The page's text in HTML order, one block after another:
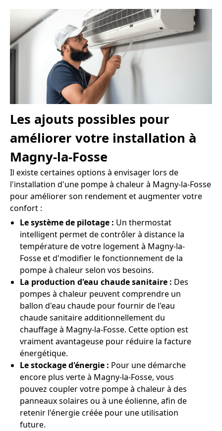
Les ajouts possibles pour
améliorer votre installation à
Magny-la-Fosse
Il existe certaines options à envisager lors de
l'installation d'une pompe à chaleur à Magny-la-Fosse
pour améliorer son rendement et augmenter votre
confort :
Le système de pilotage : Un thermostat
intelligent permet de contrôler à distance la
température de votre logement à Magny-la-
Fosse et d'modifier le fonctionnement de la
pompe à chaleur selon vos besoins.
La production d'eau chaude sanitaire : Des
pompes à chaleur peuvent comprendre un
ballon d'eau chaude pour fournir de l'eau
chaude sanitaire additionnellement du
chauffage à Magny-la-Fosse. Cette option est
vraiment avantageuse pour réduire la facture
énergétique.
Le stockage d'énergie : Pour une démarche
encore plus verte à Magny-la-Fosse, vous
pouvez coupler votre pompe à chaleur à des
panneaux solaires ou à une éolienne, afin de
retenir l'énergie créée pour une utilisation
future.